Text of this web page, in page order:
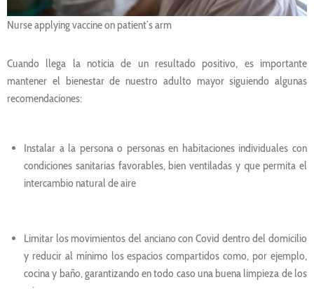
Nurse applying vaccine on patient’s arm
Cuando llega la noticia de un resultado positivo, es importante
mantener el bienestar de nuestro adulto mayor siguiendo algunas
recomendaciones:
Instalar a la persona o personas en habitaciones individuales con
condiciones sanitarias favorables, bien ventiladas y que permita el
intercambio natural de aire
Limitar los movimientos del anciano con Covid dentro del domicilio
y reducir al mínimo los espacios compartidos como, por ejemplo,
cocina y baño, garantizando en todo caso una buena limpieza de los